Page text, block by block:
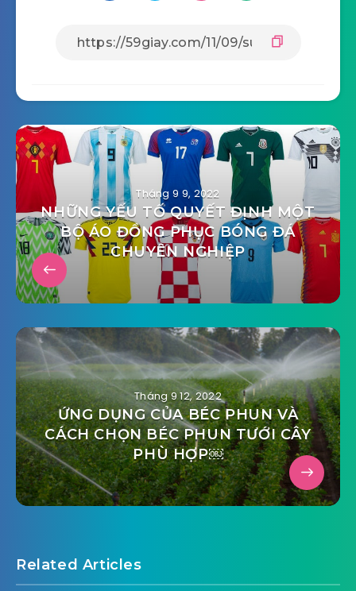
Tháng 9 9, 2022
NHỮNG YẾU TỐ QUYẾT ĐỊNH MỘT
BỘ ÁO ĐỒNG PHỤC BÓNG ĐÁ
CHUYÊN NGHIỆP
Tháng 9 12, 2022
ỨNG DỤNG CỦA BÉC PHUN VÀ
CÁCH CHỌN BÉC PHUN TƯỚI CÂY
PHÙ HỢP￼
Related Articles